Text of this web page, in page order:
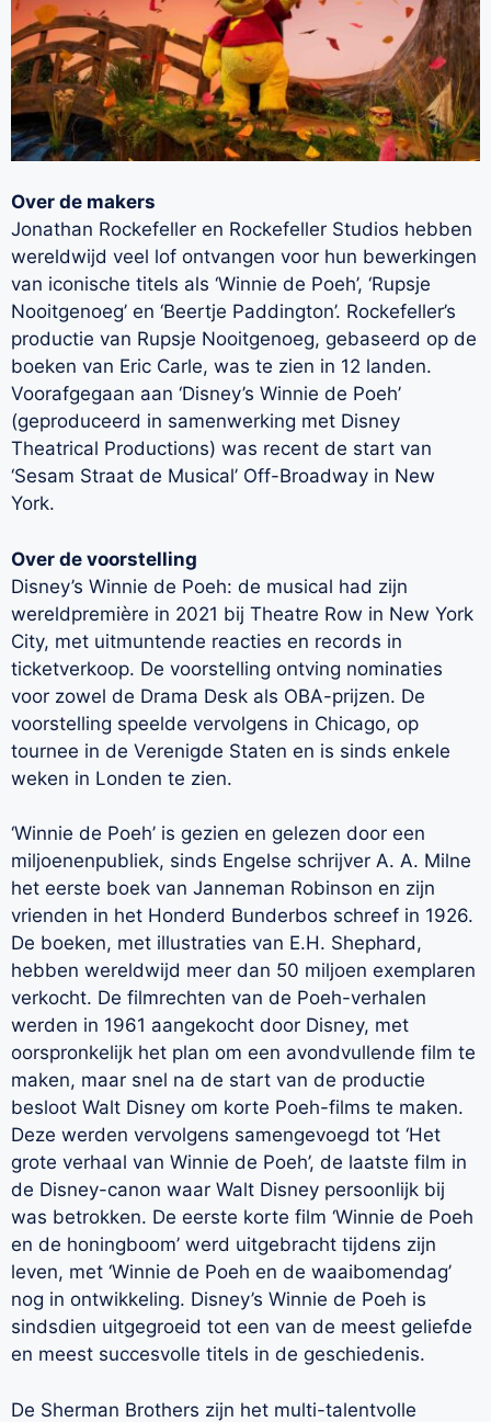
Over de makers
Jonathan Rockefeller en Rockefeller Studios hebben
wereldwijd veel lof ontvangen voor hun bewerkingen
van iconische titels als ‘Winnie de Poeh’, ‘Rupsje
Nooitgenoeg’ en ‘Beertje Paddington’. Rockefeller’s
productie van Rupsje Nooitgenoeg, gebaseerd op de
boeken van Eric Carle, was te zien in 12 landen.
Voorafgegaan aan ‘Disney’s Winnie de Poeh’
(geproduceerd in samenwerking met Disney
Theatrical Productions) was recent de start van
‘Sesam Straat de Musical’ Off-Broadway in New
York.
Over de voorstelling
Disney’s Winnie de Poeh: de musical had zijn
wereldpremière in 2021 bij Theatre Row in New York
City, met uitmuntende reacties en records in
ticketverkoop. De voorstelling ontving nominaties
voor zowel de Drama Desk als OBA-prijzen. De
voorstelling speelde vervolgens in Chicago, op
tournee in de Verenigde Staten en is sinds enkele
weken in Londen te zien.
‘Winnie de Poeh’ is gezien en gelezen door een
miljoenenpubliek, sinds Engelse schrijver A. A. Milne
het eerste boek van Janneman Robinson en zijn
vrienden in het Honderd Bunderbos schreef in 1926.
De boeken, met illustraties van E.H. Shephard,
hebben wereldwijd meer dan 50 miljoen exemplaren
verkocht. De filmrechten van de Poeh-verhalen
werden in 1961 aangekocht door Disney, met
oorspronkelijk het plan om een avondvullende film te
maken, maar snel na de start van de productie
besloot Walt Disney om korte Poeh-films te maken.
Deze werden vervolgens samengevoegd tot ‘Het
grote verhaal van Winnie de Poeh’, de laatste film in
de Disney-canon waar Walt Disney persoonlijk bij
was betrokken. De eerste korte film ‘Winnie de Poeh
en de honingboom’ werd uitgebracht tijdens zijn
leven, met ‘Winnie de Poeh en de waaibomendag’
nog in ontwikkeling. Disney’s Winnie de Poeh is
sindsdien uitgegroeid tot een van de meest geliefde
en meest succesvolle titels in de geschiedenis.
De Sherman Brothers zijn het multi-talentvolle